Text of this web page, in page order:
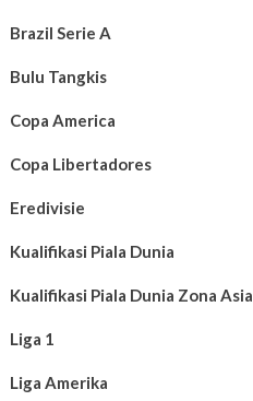
Brazil Serie A
Bulu Tangkis
Copa America
Copa Libertadores
Eredivisie
Kualifikasi Piala Dunia
Kualifikasi Piala Dunia Zona Asia
Liga 1
Liga Amerika